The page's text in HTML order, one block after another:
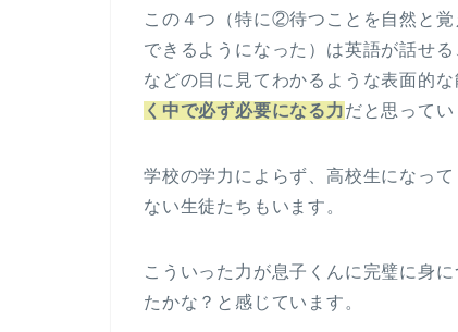
この４つ（特に②待つことを自然と
できるようになった）は英語が話せ
などの目に見てわかるような表面的
く中で必ず必要になる力だと思ってい
学校の学力によらず、高校生になっ
ない生徒たちもいます。
こういった力が息子くんに完璧に身
たかな？と感じています。